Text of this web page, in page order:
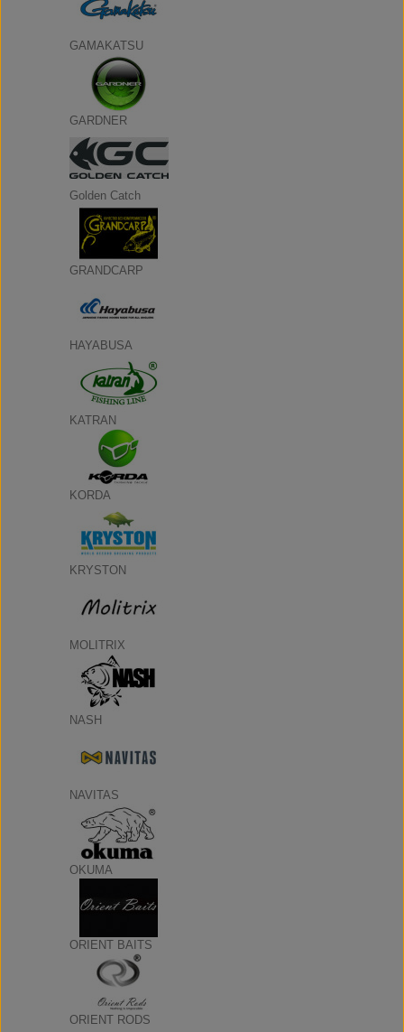
GAMAKATSU
GARDNER
Golden Catch
GRANDCARP
HAYABUSA
KATRAN
KORDA
KRYSTON
MOLITRIX
NASH
NAVITAS
OKUMA
ORIENT BAITS
ORIENT RODS